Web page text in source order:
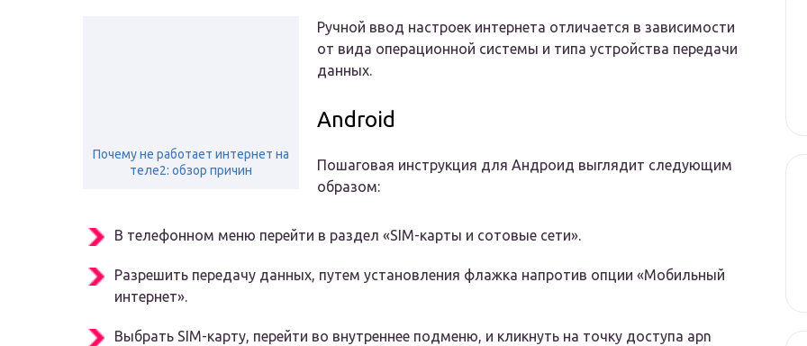
Почему не работает интернет на
теле2: обзор причин
Ручной ввод настроек интернета отличается в зависимости
от вида операционной системы и типа устройства передачи
данных.
Android
Пошаговая инструкция для Андроид выглядит следующим
образом:
В телефонном меню перейти в раздел «SIM-карты и сотовые сети».
Разрешить передачу данных, путем установления флажка напротив опции «Мобильный
интернет».
Выбрать SIM-карту, перейти во внутреннее подменю, и кликнуть на точку доступа apn